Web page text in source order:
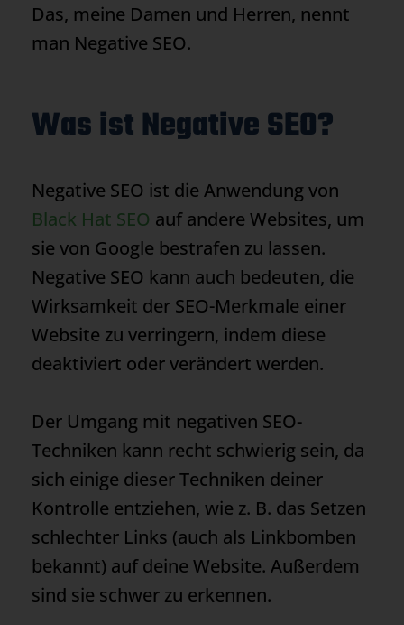
Das, meine Damen und Herren, nennt
man Negative SEO.
Was ist Negative SEO?
Negative SEO ist die Anwendung von
Black Hat SEO auf andere Websites, um
sie von Google bestrafen zu lassen.
Negative SEO kann auch bedeuten, die
Wirksamkeit der SEO-Merkmale einer
Website zu verringern, indem diese
deaktiviert oder verändert werden.
Der Umgang mit negativen SEO-
Techniken kann recht schwierig sein, da
sich einige dieser Techniken deiner
Kontrolle entziehen, wie z. B. das Setzen
schlechter Links (auch als Linkbomben
bekannt) auf deine Website. Außerdem
sind sie schwer zu erkennen.